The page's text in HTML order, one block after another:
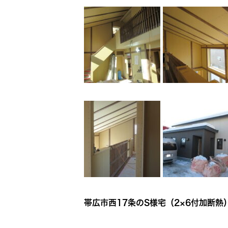
帯広市西17条のS様宅（2×6付加断熱